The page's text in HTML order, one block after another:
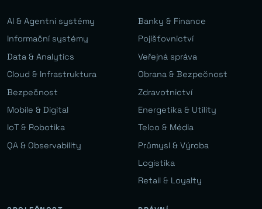
AI & Agentní systémy
Informační systémy
Data & Analytics
Cloud & Infrastruktura
Bezpečnost
Mobile & Digital
IoT & Robotika
QA & Observability
Banky & Finance
Pojišťovnictví
Veřejná správa
Obrana & Bezpečnost
Zdravotnictví
Energetika & Utility
Telco & Média
Průmysl & Výroba
Logistika
Retail & Loyalty